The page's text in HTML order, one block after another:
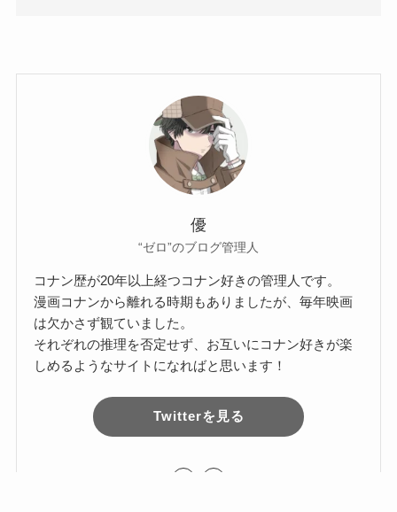
優
“ゼロ”のブログ管理人
コナン歴が20年以上経つコナン好きの管理人です。
漫画コナンから離れる時期もありましたが、毎年映画
は欠かさず観ていました。
それぞれの推理を否定せず、お互いにコナン好きが楽
しめるようなサイトになればと思います！
Twitterを見る